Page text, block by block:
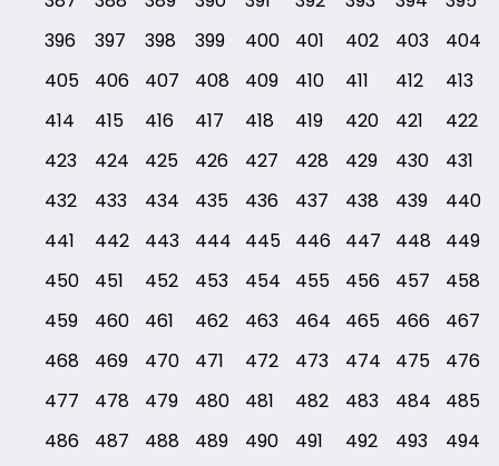
396
397 398 399 400 401 402 403
404
405
406 407 408 409 410 411 412
413
414
415 416 417 418 419 420 421
422
423
424 425 426 427 428 429 430
431
432
433 434 435 436 437 438 439
440
441
442 443 444 445 446 447 448
449
450
451 452 453 454 455 456 457
458
459
460 461 462 463 464 465 466
467
468
469 470 471 472 473 474 475
476
477
478 479 480 481 482 483 484
485
486
487 488 489 490 491 492 493
494